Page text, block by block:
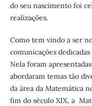
do seu nascimento foi
realizações.
Como tem vindo a ser
comunicações
Nela foram
abordaram temas tão
da área da Matemática
fim do século XIX, a